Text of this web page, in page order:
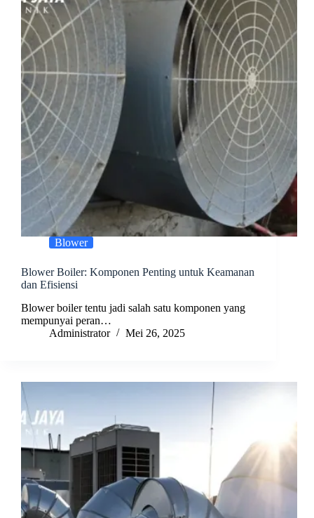
Blower
Blower Boiler: Komponen Penting untuk Keamanan
dan Efisiensi
Blower boiler tentu jadi salah satu komponen yang
mempunyai peran…
Administrator
Mei 26, 2025